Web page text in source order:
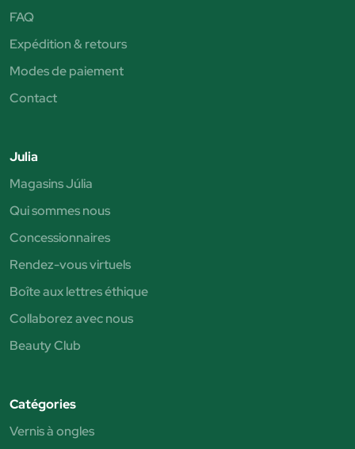
FAQ
Expédition & retours
Modes de paiement
Contact
Julia
Magasins Júlia
Qui sommes nous
Concessionnaires
Rendez-vous virtuels
Boîte aux lettres éthique
Collaborez avec nous
Beauty Club
Catégories
Vernis à ongles